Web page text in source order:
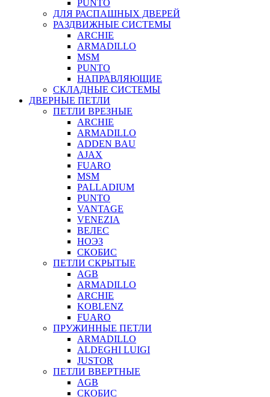
PUNTO
ДЛЯ РАСПАШНЫХ ДВЕРЕЙ
РАЗДВИЖНЫЕ СИСТЕМЫ
ARCHIE
ARMADILLO
MSM
PUNTO
НАПРАВЛЯЮЩИЕ
СКЛАДНЫЕ СИСТЕМЫ
ДВЕРНЫЕ ПЕТЛИ
ПЕТЛИ ВРЕЗНЫЕ
ARCHIE
ARMADILLO
ADDEN BAU
AJAX
FUARO
MSM
PALLADIUM
PUNTO
VANTAGE
VENEZIA
ВЕЛЕС
НОЭЗ
СКОБИС
ПЕТЛИ СКРЫТЫЕ
AGB
ARMADILLO
ARCHIE
KOBLENZ
FUARO
ПРУЖИННЫЕ ПЕТЛИ
ARMADILLO
ALDEGHI LUIGI
JUSTOR
ПЕТЛИ ВВЕРТНЫЕ
AGB
СКОБИС